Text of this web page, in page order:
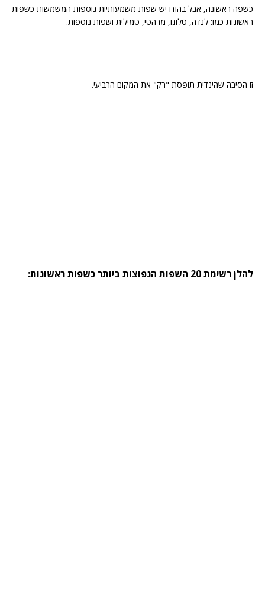
כשפה ראשונה, אבל בהודו יש שפות משמעותיות נוספות המשמשות כשפות
ראשונות כמו: לנדה, טלוגו, מרהטי, טמילית ושפות נוספות.
זו הסיבה שהינדית תופסת "רק" את המקום הרביעי.
להלן רשימת 20 השפות הנפוצות ביותר כשפות ראשונות: